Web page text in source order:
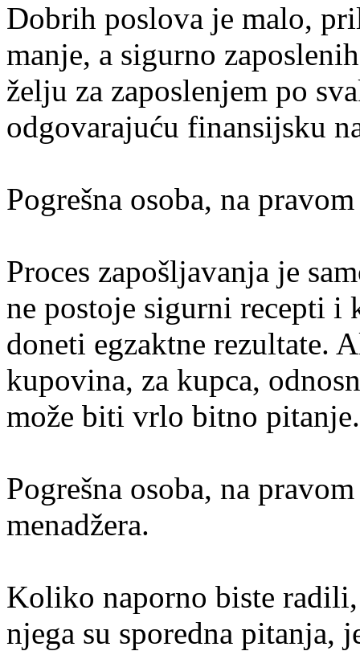
Dobrih poslova je malo,
manje, a sigurno
želju za zaposlenjem po
odgovarajuću finansijsku
Pogrešna osoba, na
Proces zapošljavanja je
ne postoje sigurni recepti i
doneti egzaktne rezultate.
kupovina, za kupca,
može biti vrlo bitno pitanje.
Pogrešna osoba, na
menadžera.
Koliko naporno biste
njega su sporedna pitanja,